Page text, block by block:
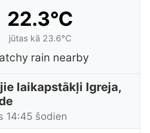
22.3°C
jūtas kā 23.6°C
rain nearby
laikapstākļi Igreja,
14:45 šodien